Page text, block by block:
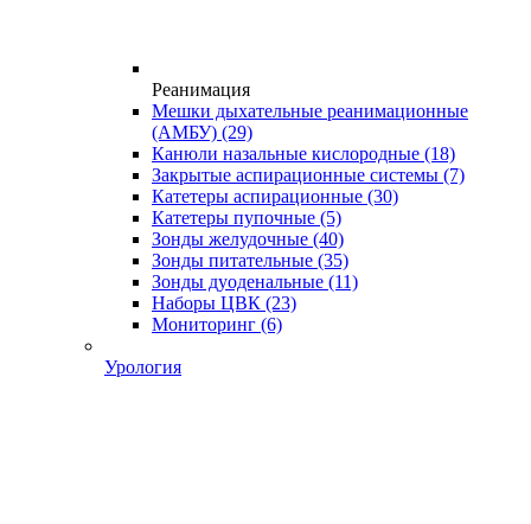
Реанимация
Мешки дыхательные реанимационные
(АМБУ) (29)
Канюли назальные кислородные (18)
Закрытые аспирационные системы (7)
Катетеры аспирационные (30)
Катетеры пупочные (5)
Зонды желудочные (40)
Зонды питательные (35)
Зонды дуоденальные (11)
Наборы ЦВК (23)
Мониторинг (6)
Урология